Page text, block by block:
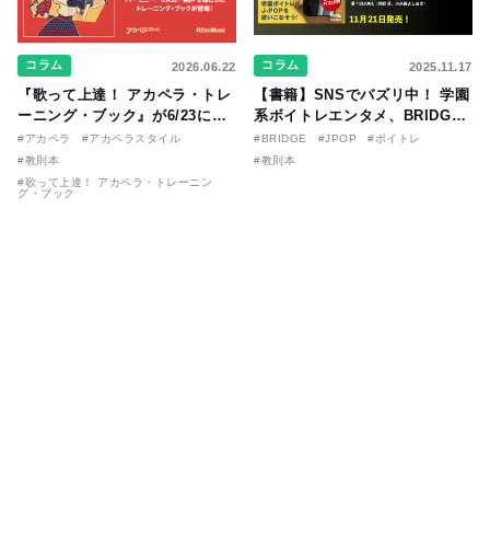
コラム 2026.06.22
『歌って上達！ アカペラ・トレ
ーニング・ブック』が6/23に発
売！ 課題曲音源・音取り用アプ
リを公開。
#アカペラ
#アカペラスタイル
#教則本
#歌って上達！ アカペラ・トレーニン
グ・ブック
コラム 2025.11.17
【書籍】SNSでバズリ中！ 学園
系ボイトレエンタメ、BRIDGE
が届ける教則本『１分で攻略！
ボイスタイプ別で挑む歌の上達
#BRIDGE #JPOP
#ボイトレ
#教則本